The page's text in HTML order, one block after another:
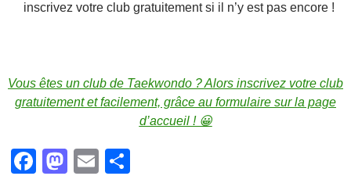
inscrivez votre club gratuitement si il n’y est pas encore !
Vous êtes un club de Taekwondo ? Alors inscrivez votre club
gratuitement et facilement, grâce au formulaire sur la page
d’accueil ! 😀
F
M
E